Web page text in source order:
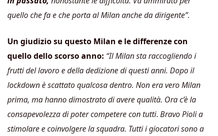
quello che fa e che porta al Milan anche da dirigente”.
Un giudizio su questo Milan e le differenze con
quello dello scorso anno: “Il Milan sta raccogliendo i
frutti del lavoro e della dedizione di questi anni. Dopo il
lockdown è scattato qualcosa dentro. Non era vero Milan
prima, ma hanno dimostrato di avere qualità. Ora c’è la
consapevolezza di poter competere con tutti. Bravo Pioli a
stimolare e coinvolgere la squadra. Tutti i giocatori sono a